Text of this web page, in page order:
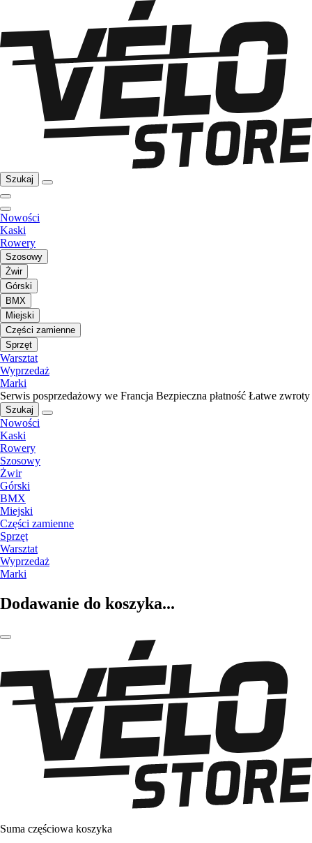
Szukaj
Nowości
Kaski
Rowery
Szosowy
Żwir
Górski
BMX
Miejski
Części zamienne
Sprzęt
Warsztat
Wyprzedaż
Marki
Serwis posprzedażowy we Francja Bezpieczna płatność Łatwe zwroty
Szukaj
Nowości
Kaski
Rowery
Szosowy
Żwir
Górski
BMX
Miejski
Części zamienne
Sprzęt
Warsztat
Wyprzedaż
Marki
Dodawanie do koszyka...
Suma częściowa koszyka